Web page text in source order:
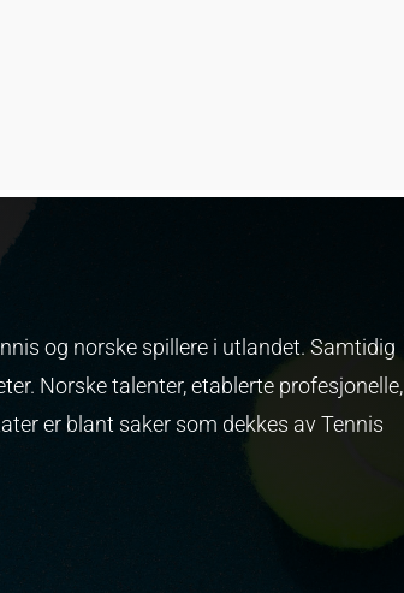
og norske spillere i utlandet. Samtidig
Norske talenter, etablerte profesjonelle,
er blant saker som dekkes av Tennis